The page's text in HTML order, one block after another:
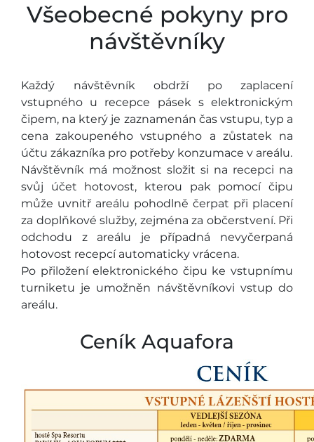
Všeobecné pokyny pro
návštěvníky
Každý návštěvník obdrží po zaplacení
vstupného u recepce pásek s elektronickým
čipem, na který je zaznamenán čas vstupu, typ a
cena zakoupeného vstupného a zůstatek na
účtu zákazníka pro potřeby konzumace v areálu.
Návštěvník má možnost složit si na recepci na
svůj účet hotovost, kterou pak pomocí čipu
může uvnitř areálu pohodlně čerpat při placení
za doplňkové služby, zejména za občerstvení. Při
odchodu z areálu je případná nevyčerpaná
hotovost recepcí automaticky vrácena.
Po přiložení elektronického čipu ke vstupnímu
turniketu je umožněn návštěvníkovi vstup do
areálu.
Ceník Aquafora